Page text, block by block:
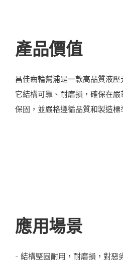
產品價值
昌佳齒輪幫浦是一款高品質液
它結構可靠、耐磨損，確保在
保固，並嚴格遵循品質和製造標
應用場景
- 結構堅固耐用，耐磨損，對惡